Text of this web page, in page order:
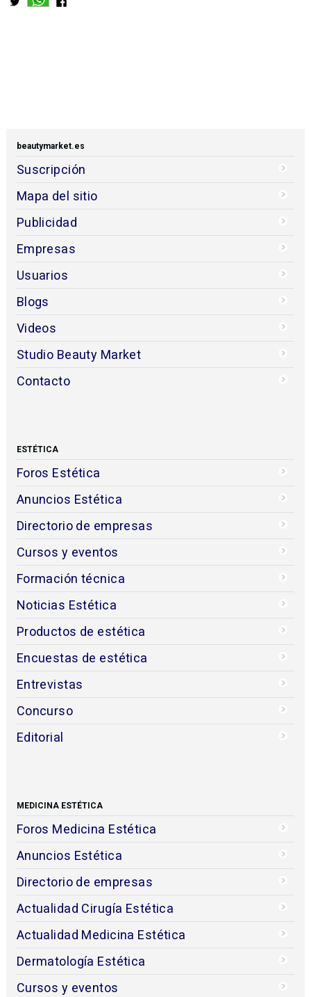
beautymarket.es
Suscripción
Mapa del sitio
Publicidad
Empresas
Usuarios
Blogs
Videos
Studio Beauty Market
Contacto
ESTÉTICA
Foros Estética
Anuncios Estética
Directorio de empresas
Cursos y eventos
Formación técnica
Noticias Estética
Productos de estética
Encuestas de estética
Entrevistas
Concurso
Editorial
MEDICINA ESTÉTICA
Foros Medicina Estética
Anuncios Estética
Directorio de empresas
Actualidad Cirugía Estética
Actualidad Medicina Estética
Dermatología Estética
Cursos y eventos